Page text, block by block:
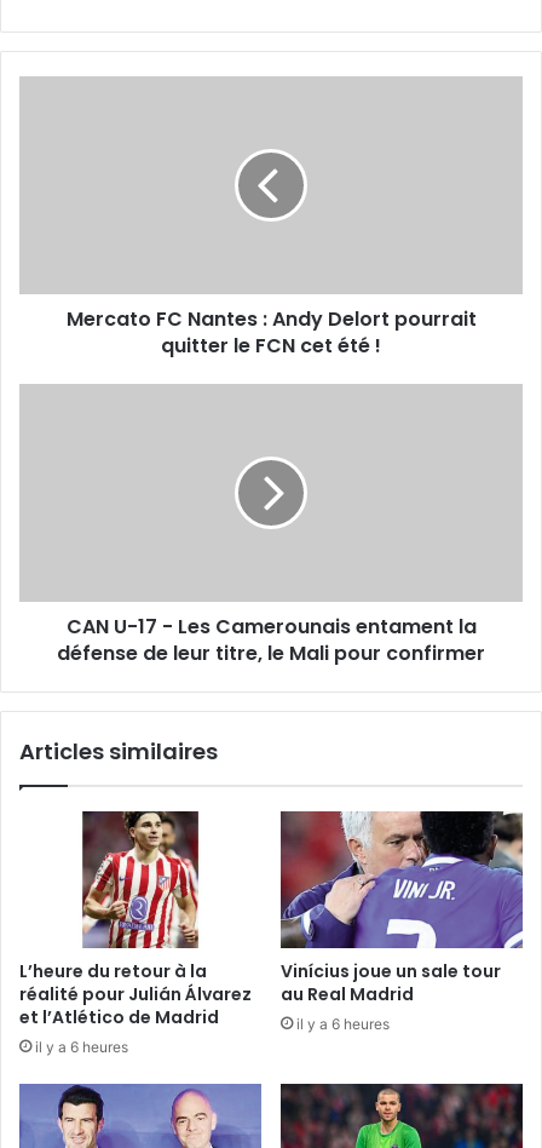
le
Mercato FC Nantes : Andy Delort pourrait
quitter le FCN cet été !
défense
pour
CAN U-17 - Les Camerounais entament la
défense de leur titre, le Mali pour confirmer
Articles similaires
L’heure du retour à la
réalité pour Julián Álvarez
et l’Atlético de Madrid
il y a 6 heures
Vinícius joue un sale tour
au Real Madrid
il y a 6 heures